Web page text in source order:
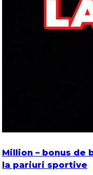
Million – bonus de
la pariuri sportive